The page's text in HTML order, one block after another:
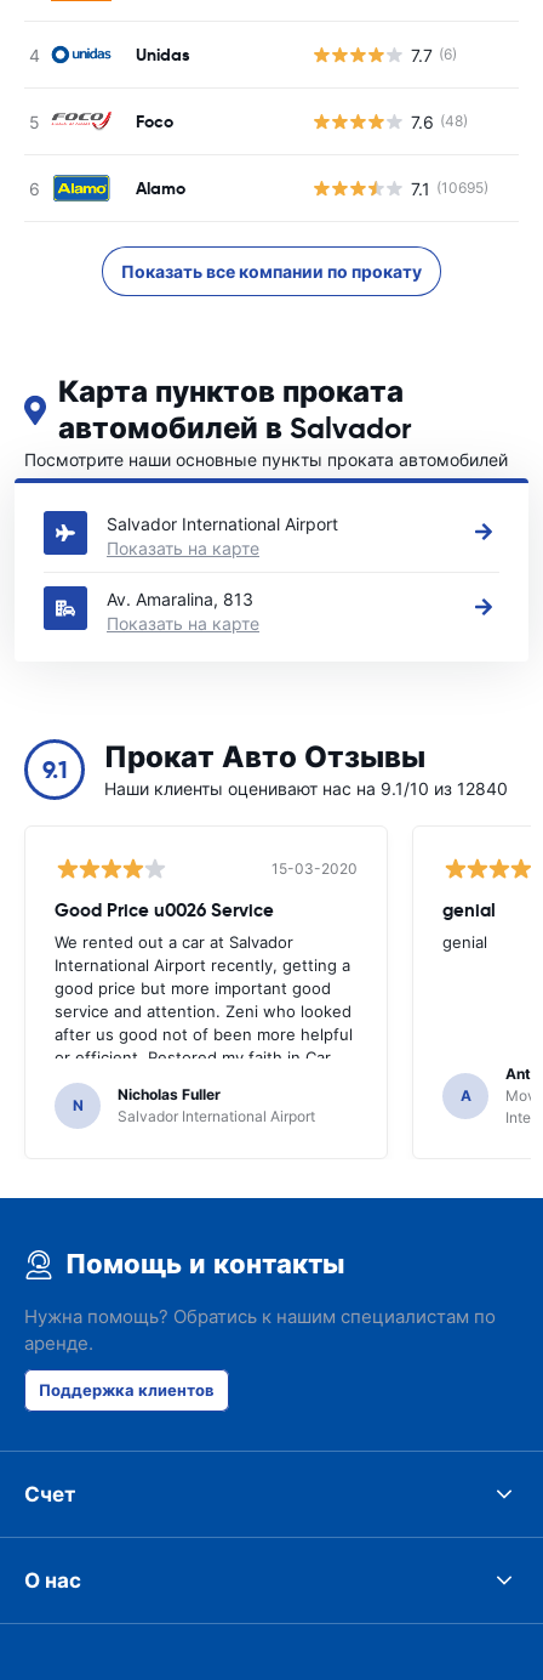
Unidas 7.7 (6)
Foco 7.6 (48)
Alamo 7.1 (10695)
Показать все компании по прокату
Карта пунктов проката
автомобилей в Salvador
Посмотрите наши основные пункты проката автомобилей
в Salvador
Salvador International Airport
Показать на карте
Av. Amaralina, 813
Показать на карте
9.1 Прокат Авто Отзывы
Наши клиенты оценивают нас на 9.1/10 из 12840
15-03-2020
Good Price u0026 Service
We rented out a car at Salvador
International Airport recently, getting a
good price but more important good
service and attention. Zeni who looked
after us good not of been more helpful
or efficient. Restored my faith in Car
rental staff
N
Nicholas Fuller
Salvador International Airport
genial
genial
A
Помощь и контакты
Нужна помощь? Обратись к нашим специалистам по
аренде.
Поддержка клиентов
Счет
О нас